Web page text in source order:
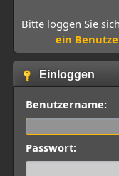
Bitte loggen Sie
ein
Einloggen
Benutzername:
Passwort: